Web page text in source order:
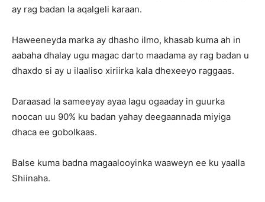
ay rag badan la aqalgeli karaan.
Haweeneyda marka ay dhasho ilmo, khasab kuma ah in
aabaha dhalay ugu magac darto maadama ay rag badan u
dhaxdo si ay u ilaaliso xiriirka kala dhexeeyo raggaas.
Daraasad la sameeyay ayaa lagu ogaaday in guurka
noocan uu 90% ku badan yahay deegaannada miyiga
dhaca ee gobolkaas.
Balse kuma badna magaalooyinka waaweyn ee ku yaalla
Shiinaha.